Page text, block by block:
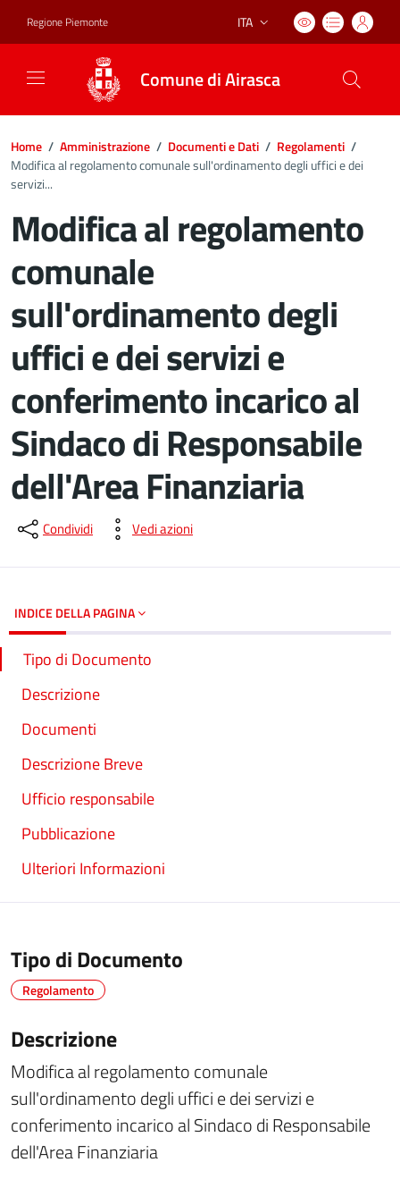
Regione Piemonte Lingua attiva:
ITA
Comune di Airasca
Home / Amministrazione / Documenti e Dati / Regolamenti /
Modifica al regolamento comunale sull'ordinamento degli uffici e dei
servizi...
Modifica al regolamento
comunale
sull'ordinamento degli
uffici e dei servizi e
conferimento incarico al
Sindaco di Responsabile
dell'Area Finanziaria
Dettagli del documento
Condividi Vedi azioni
INDICE DELLA PAGINA
Tipo di Documento
Descrizione
Documenti
Descrizione Breve
Ufficio responsabile
Pubblicazione
Ulteriori Informazioni
Tipo di Documento
Regolamento
Descrizione
Modifica al regolamento comunale
sull'ordinamento degli uffici e dei servizi e
conferimento incarico al Sindaco di Responsabile
dell'Area Finanziaria